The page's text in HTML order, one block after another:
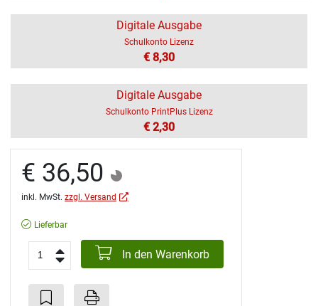
Digitale Ausgabe
Schulkonto Lizenz
€ 8,30
Digitale Ausgabe
Schulkonto PrintPlus Lizenz
€ 2,30
€ 36,50
inkl. MwSt. zzgl. Versand
Lieferbar
In den Warenkorb